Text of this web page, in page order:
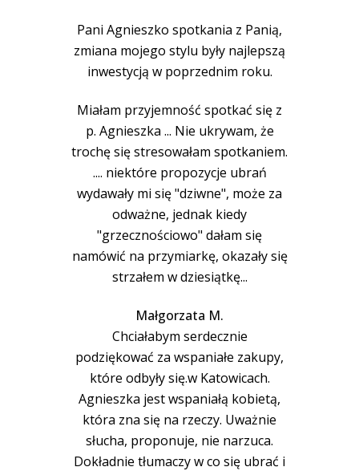
Pani Agnieszko spotkania z Panią,
zmiana mojego stylu były najlepszą
inwestycją w poprzednim roku.
Miałam przyjemność spotkać się z
p. Agnieszka ... Nie ukrywam, że
trochę się stresowałam spotkaniem.
.... niektóre propozycje ubrań
wydawały mi się "dziwne", może za
odważne, jednak kiedy
"grzecznościowo" dałam się
namówić na przymiarkę, okazały się
strzałem w dziesiątkę...
Małgorzata M.
Chciałabym serdecznie
podziękować za wspaniałe zakupy,
które odbyły się.w Katowicach.
Agnieszka jest wspaniałą kobietą,
która zna się na rzeczy. Uważnie
słucha, proponuje, nie narzuca.
Dokładnie tłumaczy w co się ubrać i